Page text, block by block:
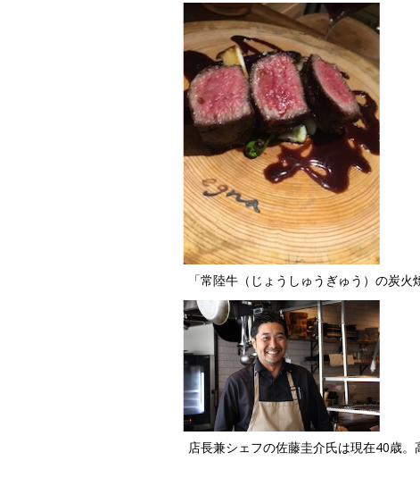
「常陸牛（じょうしゅうぎゅう）の炭
店長兼シェフの佐藤圭介氏は現在40歳